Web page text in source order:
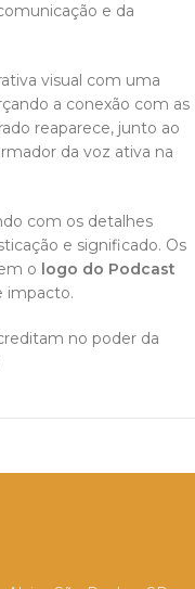
e da
visual com uma
a conexão com as
reaparece, junto ao
da voz ativa na
com os detalhes
e significado. Os
o logo do Podcast
impacto.
no poder da